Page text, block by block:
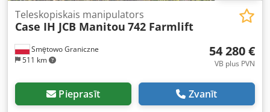
Smętowo Graniczne
511 km
Teleskopiskais manipulators
Case IH JCB Manitou 742 Farmlift
54 280 €
VB plus PVN
Pieprasīt Zvanīt